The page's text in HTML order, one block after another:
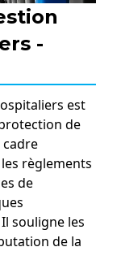
-
est
de
règlements
de
souligne les
de la